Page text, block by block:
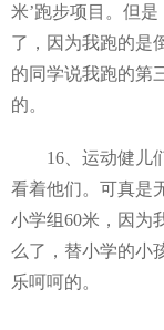
米’跑步项目。但
了，因为我跑的是
的同学说我跑的第
的。
16、运动健儿们
看着他们。可真是
小学组60米，因为
么了，替小学的小
乐呵呵的。